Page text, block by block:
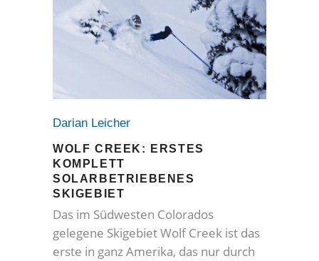
Darian Leicher
WOLF CREEK: ERSTES
KOMPLETT
SOLARBETRIEBENES
SKIGEBIET
Das im Südwesten Colorados
gelegene Skigebiet Wolf Creek ist das
erste in ganz Amerika, das nur durch